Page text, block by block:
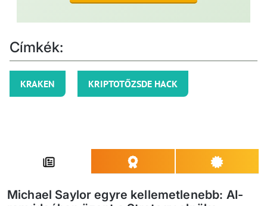
Címkék:
KRAKEN KRIPTOTŐZSDE HACK
Michael Saylor egyre kellemetlenebb: AI-